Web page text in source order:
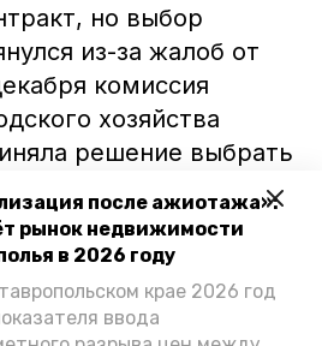
после ажиотажа»:
рынок недвижимости
в 2026 году
крае 2026 год
ввода
но выбор
из-за жалоб от
комиссия
хозяйства
решение выбрать
который
Им оказалось
цену на 25
Однако 24 декабря